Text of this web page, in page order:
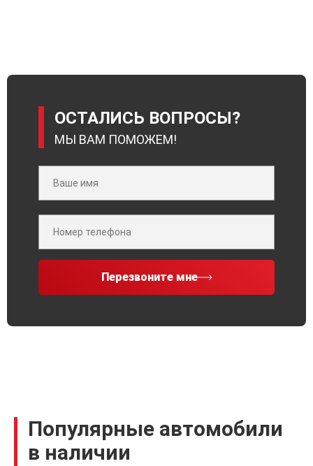
ОСТАЛИСЬ ВОПРОСЫ?
МЫ ВАМ ПОМОЖЕМ!
Перезвоните мне
Популярные автомобили
в наличии